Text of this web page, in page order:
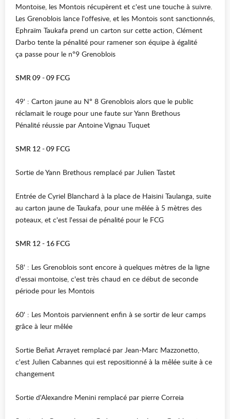
Montoise, les Montois récupèrent et c'est une touche à suivre.
Les Grenoblois lance l'offesive, et les Montois sont sanctionnés,
Ephraïm Taukafa prend un carton sur cette action, Clément
Darbo tente la pénalité pour ramener son équipe à égalité
ça passe pour le n°9 Grenoblois
SMR 09 - 09 FCG
49' : Carton jaune au N° 8 Grenoblois alors que le public
réclamait le rouge pour une faute sur Yann Brethous
Pénalité réussie par Antoine Vignau Tuquet
SMR 12 - 09 FCG
Sortie de Yann Brethous remplacé par Julien Tastet
Entrée de Cyriel Blanchard à la place de Haisini Taulanga, suite
au carton jaune de Taukafa, pour une mêlée à 5 mètres des
poteaux, et c'est l'essai de pénalité pour le FCG
SMR 12 - 16 FCG
58' : Les Grenoblois sont encore à quelques mètres de la ligne
d'essai montoise, c'est très chaud en ce début de seconde
période pour les Montois
60' : Les Montois parviennent enfin à se sortir de leur camps
grâce à leur mêlée
Sortie Beñat Arrayet remplacé par Jean-Marc Mazzonetto,
c'est Julien Cabannes qui est repositionné à la mêlée suite à ce
changement
Sortie d'Alexandre Menini remplacé par pierre Correia